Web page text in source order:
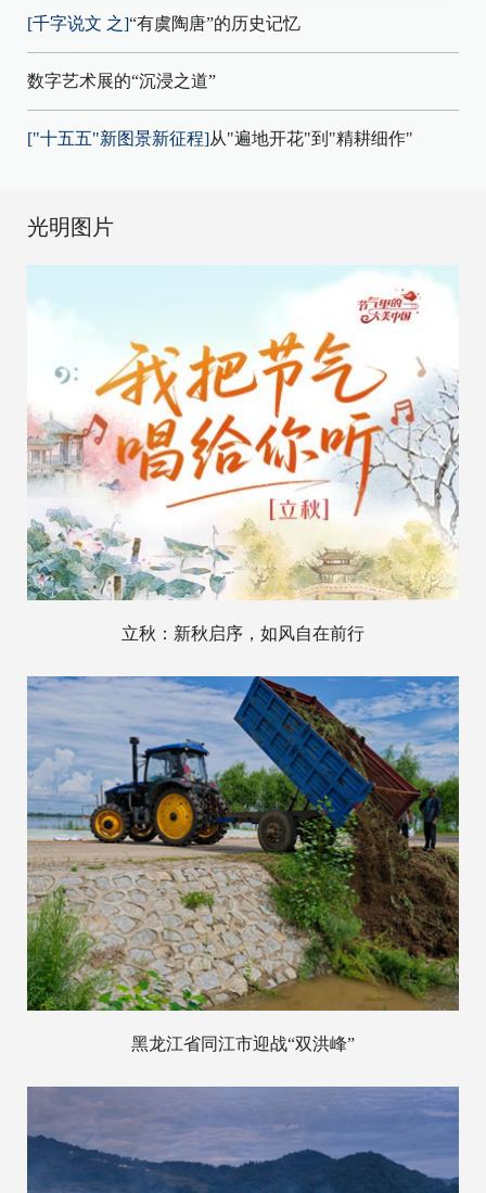
[千字说文 之]“有虞陶唐”的历史记忆
数字艺术展的“沉浸之道”
["十五五"新图景新征程]从"遍地开花"到"精耕细作"
光明图片
立秋：新秋启序，如风自在前行
黑龙江省同江市迎战“双洪峰”